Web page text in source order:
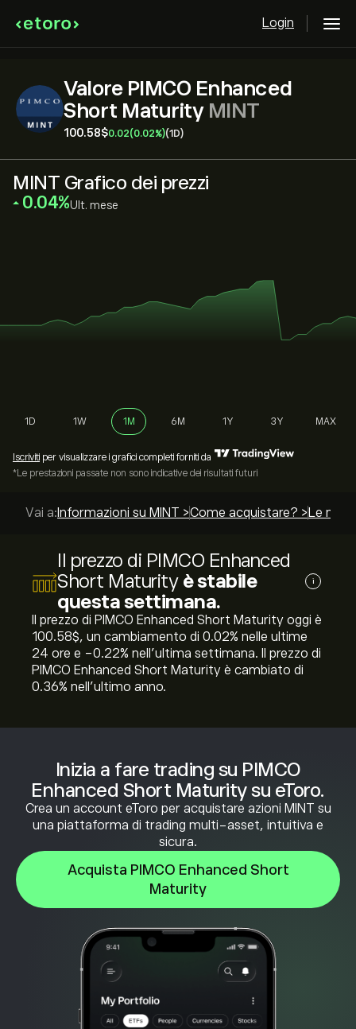
Login
Valore PIMCO Enhanced
Short MaturityMINT
100.58‎$‎0.02(0.02%)(1D)
Inizia a fare trading su PIMCO
Enhanced Short Maturity su eToro.
Crea un account eToro per acquistare azioni MINT su
una piattaforma di trading multi-asset, intuitiva e
sicura.
Acquista PIMCO Enhanced Short
Maturity
MINT Grafico dei prezzi
‎0.04‎ Ult. mese
1D 1W 1M 6M 1Y 3Y MAX
Iscriviti per visualizzare i grafici completi forniti da
*Le prestazioni passate non sono indicative dei risultati futuri
Vai a: Informazioni su MINT >Come acquistare? > Le
Il prezzo di PIMCO Enhanced
Short Maturity è stabile
questa settimana.
i
Il prezzo di PIMCO Enhanced Short Maturity oggi è
100.58‎$‎, un cambiamento di ‎0.02‎% nelle ultime
24 ore e ‎-0.22‎% nell'ultima settimana. Il prezzo di
PIMCO Enhanced Short Maturity è cambiato di
‎0.36‎% nell'ultimo anno.